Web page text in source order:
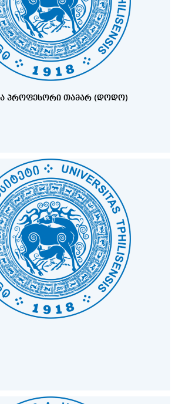
ᲞᲠᲝᲤᲔᲡᲝᲠᲘ ᲗᲐᲛᲐᲠ (ᲓᲝᲓᲝ)